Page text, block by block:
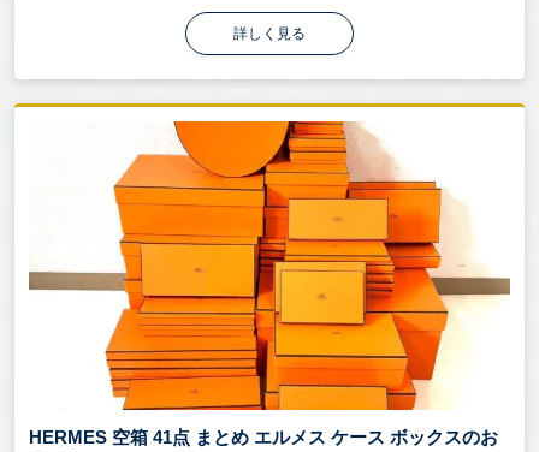
詳しく見る
HERMES 空箱 41点 まとめ エルメス ケース ボックスのお